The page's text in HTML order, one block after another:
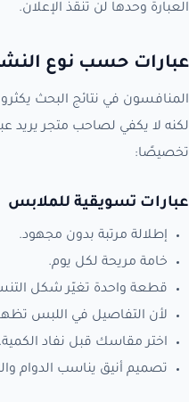
العبارة وحدها لن تنقذ الإعلان.
عبارات حسب نوع
المنافسون في نتائج البحث
لكنه لا يكفي لصاحب متجر يريد
تخصيصًا:
عبارات تسويقية للملابس
إطلالة مرتبة بدون مجهود.
خامة مريحة لكل يوم.
قطعة واحدة تغيّر شكل
لأن التفاصيل في اللبس
اختر مقاسك قبل نفاد الكمية.
تصميم أنيق يناسب الدوام